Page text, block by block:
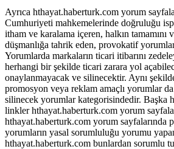
Ayrıca hthayat.haberturk.com yorum
Cumhuriyeti mahkemelerinde doğruluğu
itham ve karalama içeren, halkın
düşmanlığa tahrik eden, provokatif
Yorumlarda markaların ticari itibarını
herhangi bir şekilde ticari zarara yol
onaylanmayacak ve silinecektir. Aynı
promosyon veya reklam amaçlı yorumlar
silinecek yorumlar kategorisindedir. Başka
linkler hthayat.haberturk.com yorum
hthayat.haberturk.com yorum sayfalarında
yorumların yasal sorumluluğu yorumu
hthayat.haberturk.com bunlardan sorumlu